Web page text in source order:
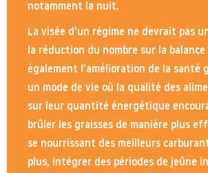
notamment la nuit.
La visée d’un régime ne devrait pas
la réduction du nombre sur la balance
également l’amélioration de la santé
un mode de vie où la qualité des
sur leur quantité énergétique
brûler les graisses de manière plus
se nourrissant des meilleurs
plus, intégrer des périodes de jeûne